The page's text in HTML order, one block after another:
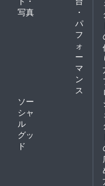
写真
・
パ
フ
ォ
ー
マ
ン
ス
ソー
シャ
ル
グッ
ド